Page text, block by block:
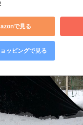
で見る
ッピングで見る